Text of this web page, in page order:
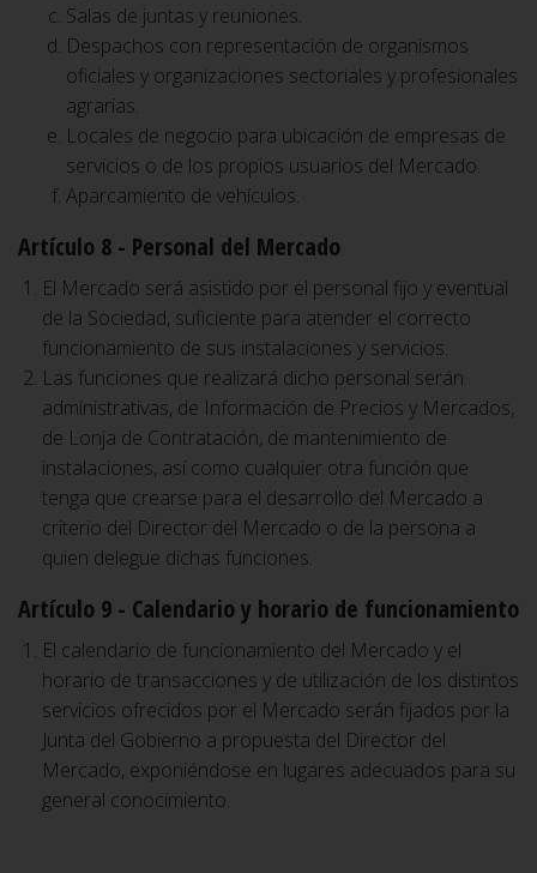
Salas de juntas y reuniones.
Despachos con representación de organismos
oficiales y organizaciones sectoriales y profesionales
agrarias.
Locales de negocio para ubicación de empresas de
servicios o de los propios usuarios del Mercado.
Aparcamiento de vehículos.
Artículo 8 - Personal del Mercado
El Mercado será asistido por el personal fijo y eventual
de la Sociedad, suficiente para atender el correcto
funcionamiento de sus instalaciones y servicios.
Las funciones que realizará dicho personal serán
administrativas, de Información de Precios y Mercados,
de Lonja de Contratación, de mantenimiento de
instalaciones, así como cualquier otra función que
tenga que crearse para el desarrollo del Mercado a
criterio del Director del Mercado o de la persona a
quien delegue dichas funciones.
Artículo 9 - Calendario y horario de funcionamiento
El calendario de funcionamiento del Mercado y el
horario de transacciones y de utilización de los distintos
servicios ofrecidos por el Mercado serán fijados por la
Junta del Gobierno a propuesta del Director del
Mercado, exponiéndose en lugares adecuados para su
general conocimiento.